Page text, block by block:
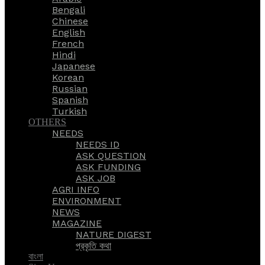
Bengali
Chinese
English
French
Hindi
Japanese
Korean
Russian
Spanish
Turkish
OTHERS
NEEDS
NEEDS ID
ASK QUESTION
ASK FUNDING
ASK JOB
AGRI INFO
ENVIRONMENT
NEWS
MAGAZINE
NATURE DIGEST
প্রকৃতি কথা
বাংলা